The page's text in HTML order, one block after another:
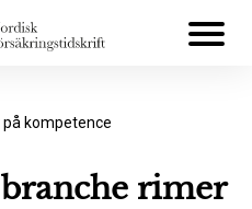
kompetence
rimer